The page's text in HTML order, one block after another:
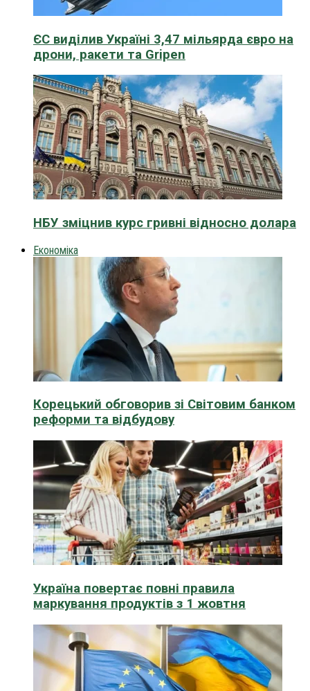
ЄС виділив Україні 3,47 мільярда євро на
дрони, ракети та Gripen
НБУ зміцнив курс гривні відносно долара
Економіка
Корецький обговорив зі Світовим банком
реформи та відбудову
Україна повертає повні правила
маркування продуктів з 1 жовтня